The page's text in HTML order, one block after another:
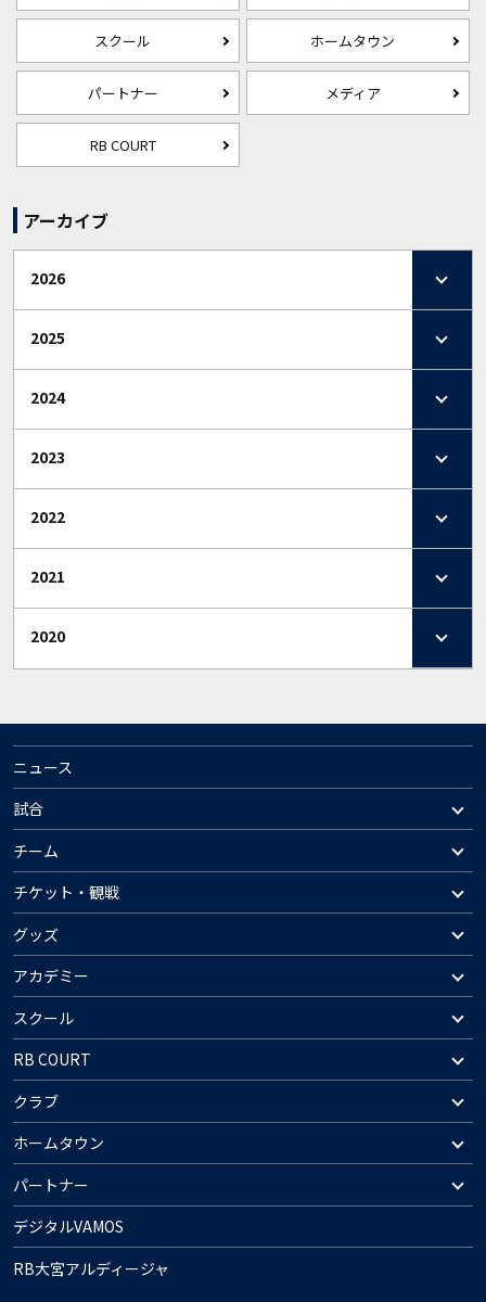
スクール ホームタウン
パートナー メディア
RB COURT
アーカイブ
2026
2025
2024
2023
2022
2021
2020
ニュース
試合
チーム
チケット・観戦
グッズ
アカデミー
スクール
RB COURT
クラブ
ホームタウン
パートナー
デジタルVAMOS
RB大宮アルディージャ